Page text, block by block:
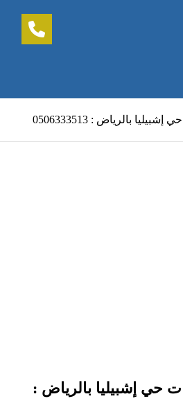
بالرياض : 0506333513
حي إشبيليا بالرياض :